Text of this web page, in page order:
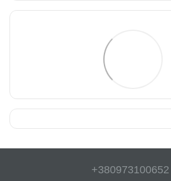
+380973100652